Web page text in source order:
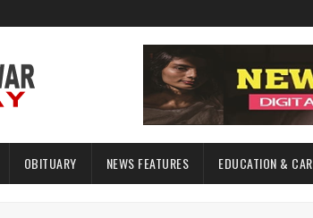
OBITUARY NEWS FEATURES EDUCATION &